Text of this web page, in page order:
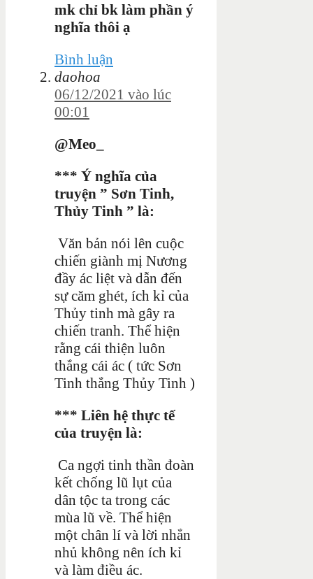
mk chỉ bk làm phần ý
nghĩa thôi ạ
Bình luận
daohoa
06/12/2021 vào lúc
00:01
@Meo_
*** Ý nghĩa của
truyện ” Sơn Tinh,
Thủy Tinh ” là:
Văn bản nói lên cuộc
chiến giành mị Nương
đầy ác liệt và dẫn đến
sự căm ghét, ích kỉ của
Thủy tinh mà gây ra
chiến tranh. Thể hiện
rằng cái thiện luôn
thắng cái ác ( tức Sơn
Tinh thắng Thủy Tinh )
*** Liên hệ thực tế
của truyện là:
Ca ngợi tinh thần đoàn
kết chống lũ lụt của
dân tộc ta trong các
mùa lũ về. Thể hiện
một chân lí và lời nhắn
nhủ không nên ích kỉ
và làm điều ác.